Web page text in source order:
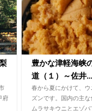
府
豊かな津軽海
道（１）～佐井...
春から夏にかけて、
ズンです。国内の主
ムラサキウニとエゾ